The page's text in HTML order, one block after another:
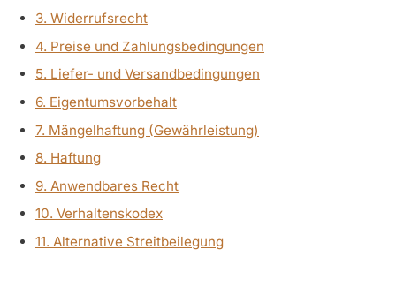
3. Widerrufsrecht
4. Preise und Zahlungsbedingungen
5. Liefer- und Versandbedingungen
6. Eigentumsvorbehalt
7. Mängelhaftung (Gewährleistung)
8. Haftung
9. Anwendbares Recht
10. Verhaltenskodex
11. Alternative Streitbeilegung